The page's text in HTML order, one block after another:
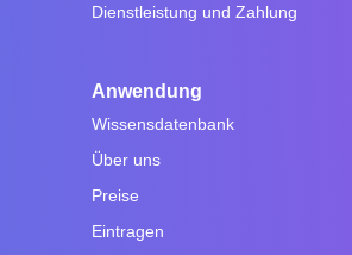
Dienstleistung und Zahlung
Anwendung
Wissensdatenbank
Über uns
Preise
Eintragen